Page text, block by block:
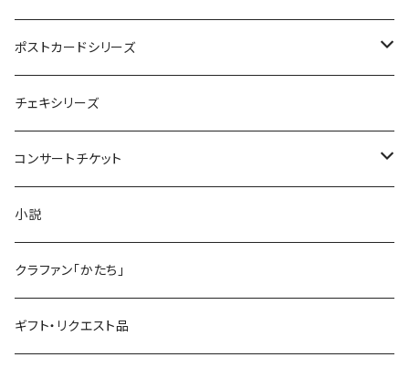
JCT
Reunion
Oyone Design
2022 New Logo
缶バッジ
ポストカードシリーズ
楽曲イメージポストカード
チェキシリーズ
コンサートチケット
リユニオン
Reunion 4
6/28 鶴舞パーチ 〜Salala〜
リユニオン4
小説
クラファン「かたち」
ギフト・リクエスト品